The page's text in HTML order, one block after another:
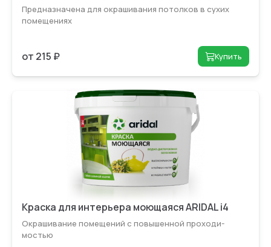
Предназначена для окрашивания потолков в сухих
помещениях
от 215 ₽ Купить
Краска для интерьера моющаяся ARIDAL i4
Окрашивание помещений с повышенной проходи­
мостью